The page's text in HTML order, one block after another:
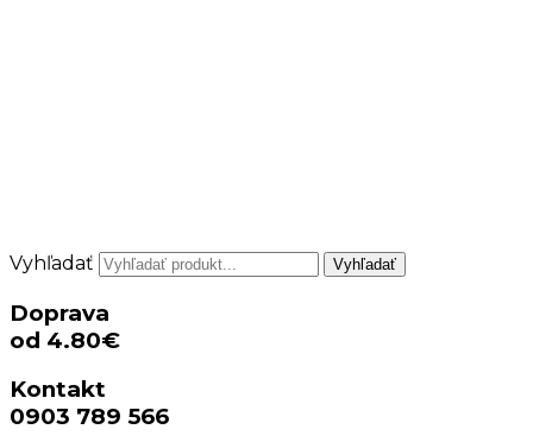
Vyhľadať Vyhľadať
Doprava
od 4.80€
Kontakt
0903 789 566